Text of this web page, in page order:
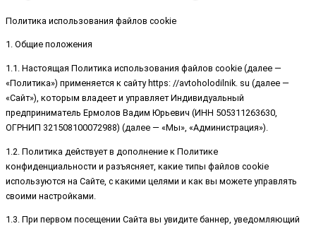
Политика использования файлов cookie
1. Общие положения
1.1. Настоящая Политика использования файлов cookie (далее —
«Политика») применяется к сайту https: //avtoholodilnik. su (далее —
«Сайт»), которым владеет и управляет Индивидуальный
предприниматель Ермолов Вадим Юрьевич (ИНН 505311263630,
ОГРНИП 321508100072988) (далее — «Мы», «Администрация»).
1.2. Политика действует в дополнение к Политике
конфиденциальности и разъясняет, какие типы файлов cookie
используются на Сайте, с какими целями и как вы можете управлять
своими настройками.
1.3. При первом посещении Сайта вы увидите баннер, уведомляющий